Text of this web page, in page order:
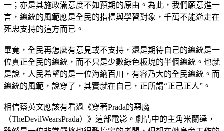
一；亦是其施政滿意度不如預期的原由。為此，我們願意進一
言，總統的風範應是全民的指標與學習對象，千萬不能遊走在
死忠支持的這方而已。
畢竟，全民再怎麼有意見或不支持，還是期待自己的總統是一
位真正全民的總統，而不只是少數綠色板塊的半個總統。也就
是說，人民希望的是一位海納百川，有容乃大的全民總統。而
總統的風範，說穿了，其實就在自己，正所謂“正己正人”。
相信蔡英文應該有看過《穿著Prada的惡魔
（TheDevilWearsPrada）》這部電影。劇情中的主角米蘭達，